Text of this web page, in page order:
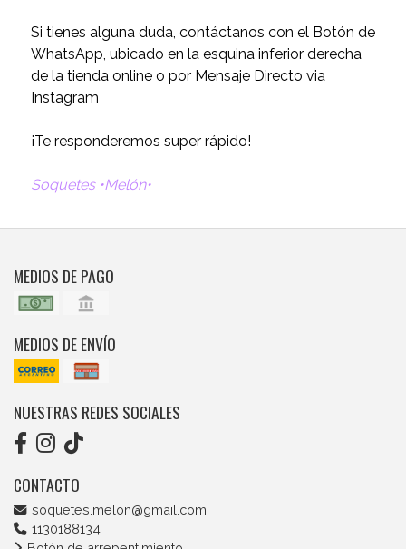
Si tienes alguna duda, contáctanos con el Botón de
WhatsApp, ubicado en la esquina inferior derecha
de la tienda online o por Mensaje Directo via
Instagram
¡Te responderemos super rápido!
Soquetes •Melón•
MEDIOS DE PAGO
MEDIOS DE ENVÍO
NUESTRAS REDES SOCIALES
CONTACTO
soquetes.melon@gmail.com
1130188134